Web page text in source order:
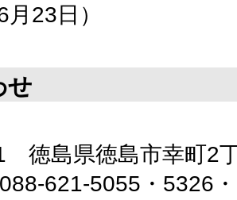
月23日）
せ
徳島県徳島市幸町2
621-5055・5326